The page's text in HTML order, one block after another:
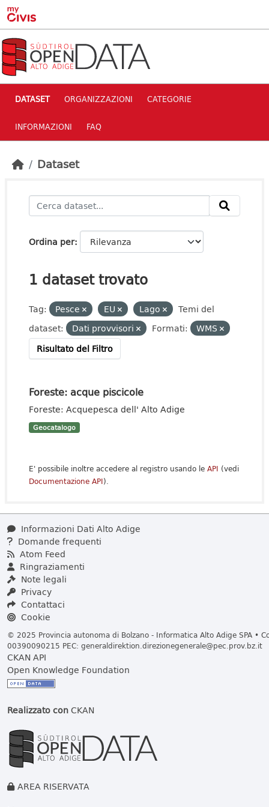
Skip to main content
DATASET ORGANIZZAZIONI CATEGORIE
INFORMAZIONI FAQ
Dataset
Ordina per
1 dataset trovato
Tag: Pesce EU Lago
Temi del
dataset:
Dati provvisori Formati:
WMS
Risultato del Filtro
Foreste: acque piscicole
Foreste: Acquepesca dell' Alto Adige
Geocatalogo
E' possibile inoltre accedere al registro usando le API (vedi
Documentazione API).
Informazioni Dati Alto Adige
Domande frequenti
Atom Feed
Ringraziamenti
Note legali
Privacy
Contattaci
Cookie
© 2025 Provincia autonoma di Bolzano - Informatica Alto Adige SPA •
00390090215 PEC: generaldirektion.direzionegenerale@pec.prov.bz.it
CKAN API
Open Knowledge Foundation
Realizzato conCKAN
AREA RISERVATA